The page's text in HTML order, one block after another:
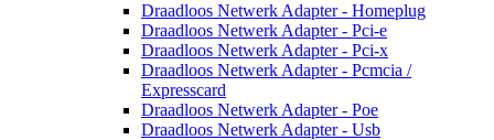
Draadloos Netwerk Adapter - Homeplug
Draadloos Netwerk Adapter - Pci-e
Draadloos Netwerk Adapter - Pci-x
Draadloos Netwerk Adapter - Pcmcia /
Expresscard
Draadloos Netwerk Adapter - Poe
Draadloos Netwerk Adapter - Usb